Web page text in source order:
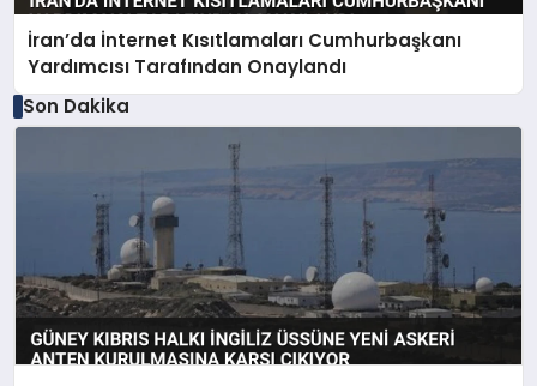
İran’da İnternet Kısıtlamaları Cumhurbaşkanı
Yardımcısı Tarafından Onaylandı
Son Dakika